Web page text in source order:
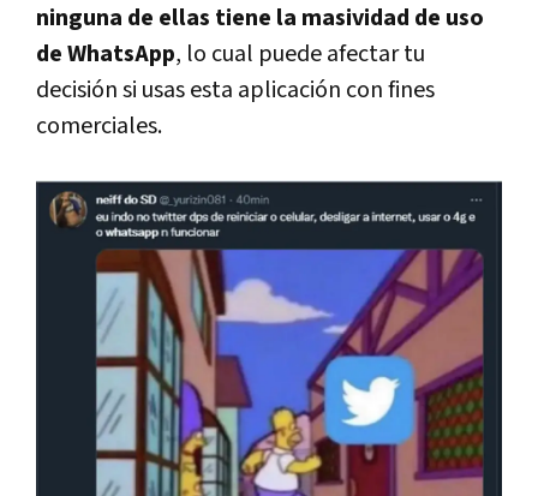
ninguna de ellas tiene la masividad de uso
de WhatsApp, lo cual puede afectar tu
decisión si usas esta aplicación con fines
comerciales.